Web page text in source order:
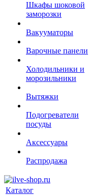
Шкафы шоковой
заморозки
Вакууматоры
Варочные панели
Холодильники и
морозильники
Вытяжки
Подогреватели
посуды
Аксессуары
Распродажа
Каталог